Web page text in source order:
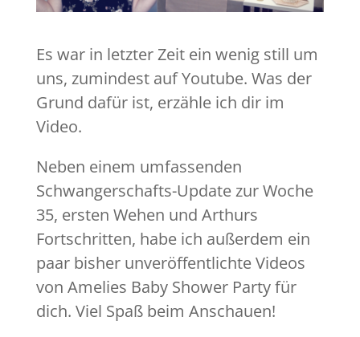
Es war in letzter Zeit ein wenig still um
uns, zumindest auf Youtube. Was der
Grund dafür ist, erzähle ich dir im
Video.
Neben einem umfassenden
Schwangerschafts-Update zur Woche
35, ersten Wehen und Arthurs
Fortschritten, habe ich außerdem ein
paar bisher unveröffentlichte Videos
von Amelies Baby Shower Party für
dich. Viel Spaß beim Anschauen!